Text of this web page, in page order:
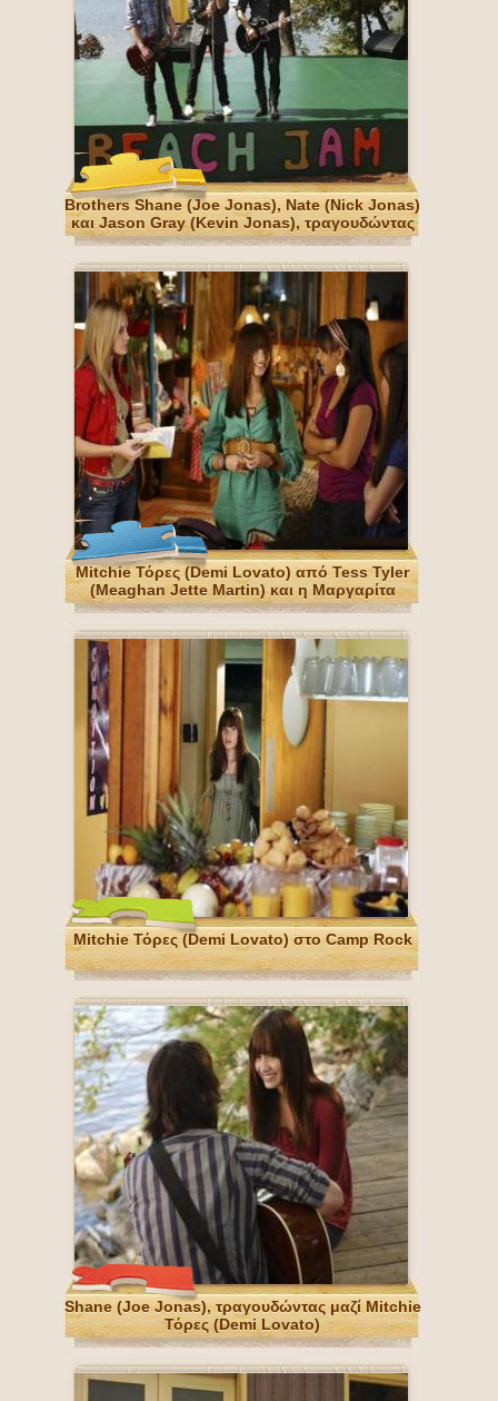
Brothers Shane (Joe Jonas), Nate (Nick Jonas)
και Jason Gray (Kevin Jonas), τραγουδώντας
το Camp Rock Beach Jam
Mitchie Τόρες (Demi Lovato) από Tess Tyler
(Meaghan Jette Martin) και η Μαργαρίτα
Mitchie Τόρες (Demi Lovato) στο Camp Rock
Shane (Joe Jonas), τραγουδώντας μαζί Mitchie
Τόρες (Demi Lovato)